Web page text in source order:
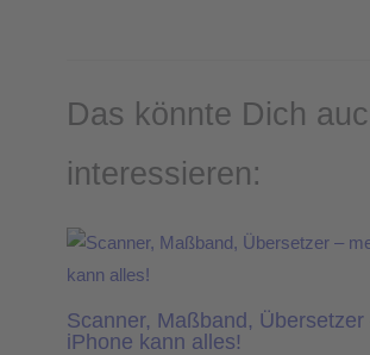
Das könnte Dich
interessieren:
Scanner, Maßband, Übersetzer
iPhone kann alles!